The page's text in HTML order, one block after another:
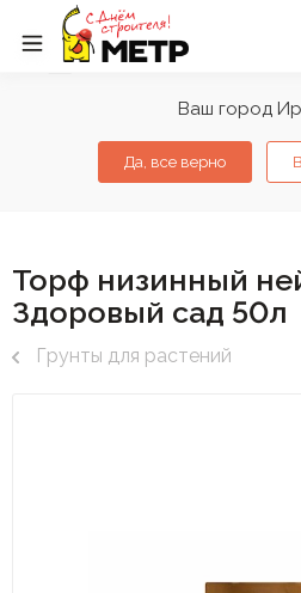
Ваш город
Да, все верно
Торф низинный
Здоровый сад 50л
Грунты для растений